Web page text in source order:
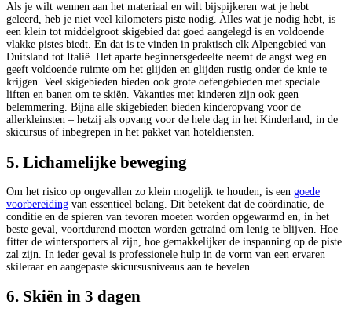
Als je wilt wennen aan het materiaal en wilt bijspijkeren wat je hebt
geleerd, heb je niet veel kilometers piste nodig. Alles wat je nodig hebt, is
een klein tot middelgroot skigebied dat goed aangelegd is en voldoende
vlakke pistes biedt. En dat is te vinden in praktisch elk Alpengebied van
Duitsland tot Italië. Het aparte beginnersgedeelte neemt de angst weg en
geeft voldoende ruimte om het glijden en glijden rustig onder de knie te
krijgen. Veel skigebieden bieden ook grote oefengebieden met speciale
liften en banen om te skiën. Vakanties met kinderen zijn ook geen
belemmering. Bijna alle skigebieden bieden kinderopvang voor de
allerkleinsten – hetzij als opvang voor de hele dag in het Kinderland, in de
skicursus of inbegrepen in het pakket van hoteldiensten.
5. Lichamelijke beweging
Om het risico op ongevallen zo klein mogelijk te houden, is een goede
voorbereiding van essentieel belang. Dit betekent dat de coördinatie, de
conditie en de spieren van tevoren moeten worden opgewarmd en, in het
beste geval, voortdurend moeten worden getraind om lenig te blijven. Hoe
fitter de wintersporters al zijn, hoe gemakkelijker de inspanning op de piste
zal zijn. In ieder geval is professionele hulp in de vorm van een ervaren
skileraar en aangepaste skicursusniveaus aan te bevelen.
6. Skiën in 3 dagen